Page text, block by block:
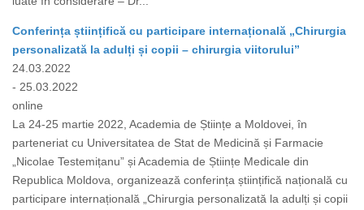
Conferința științifică cu participare internațională „Chirurgia
personalizată la adulți și copii – chirurgia viitorului”
24.03.2022
- 25.03.2022
online
La 24-25 martie 2022, Academia de Științe a Moldovei, în
parteneriat cu Universitatea de Stat de Medicină și Farmacie
„Nicolae Testemițanu” și Academia de Științe Medicale din
Republica Moldova, organizează conferința științifică națională cu
participare internațională „Chirurgia personalizată la adulți și copii